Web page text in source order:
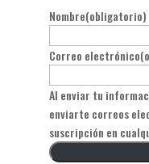
Nombre(obligatorio)
Correo electrónico
Al enviar tu
enviarte correos
suscripción en